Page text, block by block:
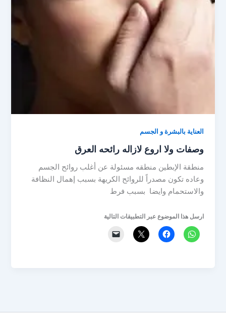
العناية بالبشرة و الجسم
وصفات ولا اروع لازاله رائحه العرق
منطقة الإبطين منطقه مسئولة عن أغلب روائح الجسم
وعاده تكون مصدراً للروائح الكريهة بسبب إهمال النظافة
والاستحمام وايضا بسبب فرط
ارسل هذا الموضوع عبر التطبيقات التالية